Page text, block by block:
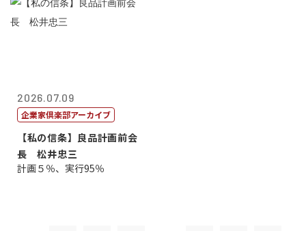
2026.07.09
企業家倶楽部アーカイブ
【私の信条】良品計画前会
長 松井忠三
計画５％、実行95％